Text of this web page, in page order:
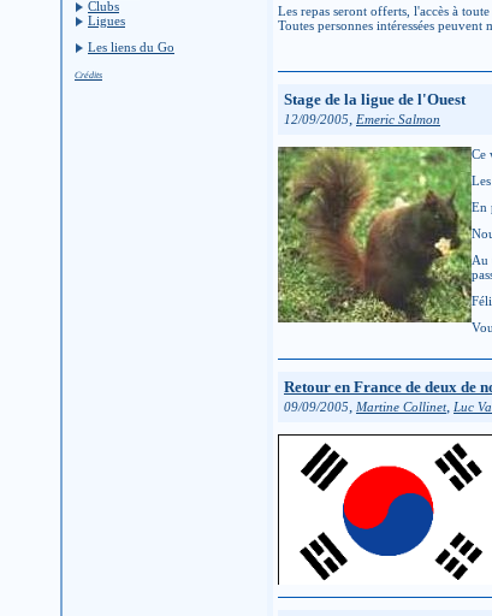
Clubs
Ligues
Les liens du Go
Crédits
Les repas seront offerts, l'accès à
Toutes personnes intéressées
Stage de la ligue de l'Ouest
12/09/2005, Emeric Salmon
Ce
En
Au
Retour en France de deux de
09/09/2005, Martine Collinet, Luc